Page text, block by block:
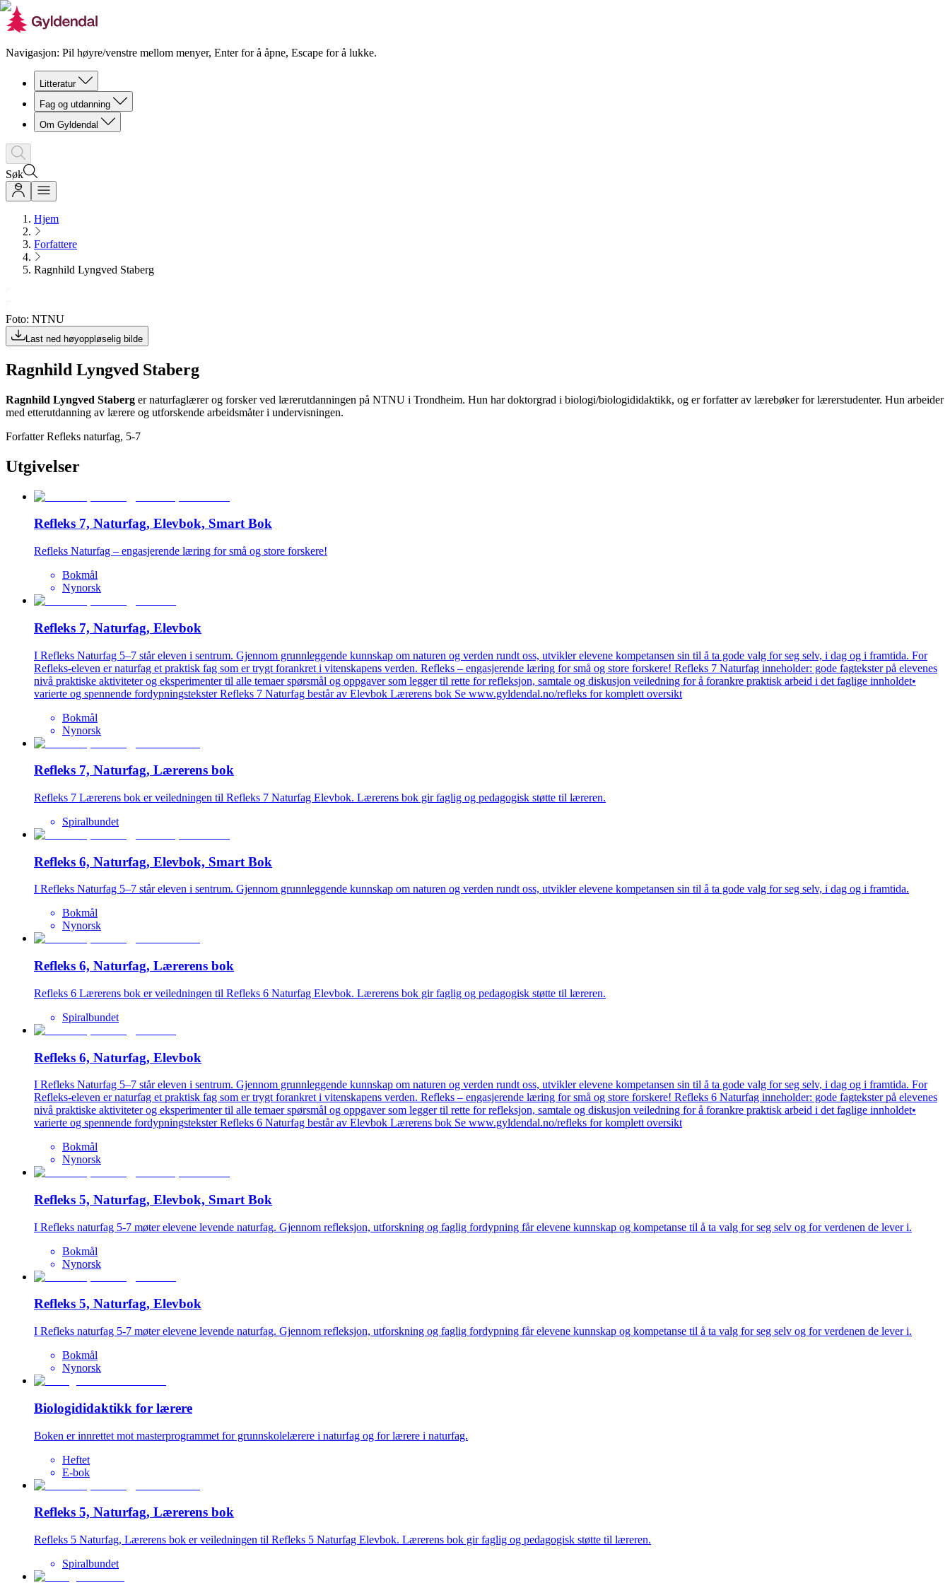
Navigasjon: Pil høyre/venstre mellom menyer, Enter for å åpne, Escape for å lukke.
Litteratur
Fag og utdanning
Om Gyldendal
Søk
Hjem
Forfattere
Ragnhild Lyngved Staberg
Foto: NTNU
Last ned høyoppløselig bilde
Ragnhild Lyngved Staberg
Ragnhild Lyngved Staberg er naturfaglærer og forsker ved lærerutdanningen på NTNU i Trondheim. Hun har doktorgrad i biologi/biologididaktikk, og er forfatter av lærebøker for lærerstudenter. Hun arbeider
med etterutdanning av lærere og utforskende arbeidsmåter i undervisningen.
Forfatter Refleks naturfag, 5-7
Utgivelser
Refleks 7, Naturfag, Elevbok, Smart Bok
Refleks Naturfag – engasjerende læring for små og store forskere!
Bokmål
Nynorsk
Refleks 7, Naturfag, Elevbok
I Refleks Naturfag 5–7 står eleven i sentrum. Gjennom grunnleggende kunnskap om naturen og verden rundt oss, utvikler elevene kompetansen sin til å ta gode valg for seg selv, i dag og i framtida. For
Refleks-eleven er naturfag et praktisk fag som er trygt forankret i vitenskapens verden. Refleks – engasjerende læring for små og store forskere! Refleks 7 Naturfag inneholder: gode fagtekster på elevenes
nivå praktiske aktiviteter og eksperimenter til alle temaer spørsmål og oppgaver som legger til rette for refleksjon, samtale og diskusjon veiledning for å forankre praktisk arbeid i det faglige innholdet•
varierte og spennende fordypningstekster Refleks 7 Naturfag består av Elevbok Lærerens bok Se www.gyldendal.no/refleks for komplett oversikt
Bokmål
Nynorsk
Refleks 7, Naturfag, Lærerens bok
Refleks 7 Lærerens bok er veiledningen til Refleks 7 Naturfag Elevbok. Lærerens bok gir faglig og pedagogisk støtte til læreren.
Spiralbundet
Refleks 6, Naturfag, Elevbok, Smart Bok
I Refleks Naturfag 5–7 står eleven i sentrum. Gjennom grunnleggende kunnskap om naturen og verden rundt oss, utvikler elevene kompetansen sin til å ta gode valg for seg selv, i dag og i framtida.
Bokmål
Nynorsk
Refleks 6, Naturfag, Lærerens bok
Refleks 6 Lærerens bok er veiledningen til Refleks 6 Naturfag Elevbok. Lærerens bok gir faglig og pedagogisk støtte til læreren.
Spiralbundet
Refleks 6, Naturfag, Elevbok
I Refleks Naturfag 5–7 står eleven i sentrum. Gjennom grunnleggende kunnskap om naturen og verden rundt oss, utvikler elevene kompetansen sin til å ta gode valg for seg selv, i dag og i framtida. For
Refleks-eleven er naturfag et praktisk fag som er trygt forankret i vitenskapens verden. Refleks – engasjerende læring for små og store forskere! Refleks 6 Naturfag inneholder: gode fagtekster på elevenes
nivå praktiske aktiviteter og eksperimenter til alle temaer spørsmål og oppgaver som legger til rette for refleksjon, samtale og diskusjon veiledning for å forankre praktisk arbeid i det faglige innholdet•
varierte og spennende fordypningstekster Refleks 6 Naturfag består av Elevbok Lærerens bok Se www.gyldendal.no/refleks for komplett oversikt
Bokmål
Nynorsk
Refleks 5, Naturfag, Elevbok, Smart Bok
I Refleks naturfag 5-7 møter elevene levende naturfag. Gjennom refleksjon, utforskning og faglig fordypning får elevene kunnskap og kompetanse til å ta valg for seg selv og for verdenen de lever i.
Bokmål
Nynorsk
Refleks 5, Naturfag, Elevbok
I Refleks naturfag 5-7 møter elevene levende naturfag. Gjennom refleksjon, utforskning og faglig fordypning får elevene kunnskap og kompetanse til å ta valg for seg selv og for verdenen de lever i.
Bokmål
Nynorsk
Biologididaktikk for lærere
Boken er innrettet mot masterprogrammet for grunnskolelærere i naturfag og for lærere i naturfag.
Heftet
E-bok
Refleks 5, Naturfag, Lærerens bok
Refleks 5 Naturfag, Lærerens bok er veiledningen til Refleks 5 Naturfag Elevbok. Lærerens bok gir faglig og pedagogisk støtte til læreren.
Spiralbundet